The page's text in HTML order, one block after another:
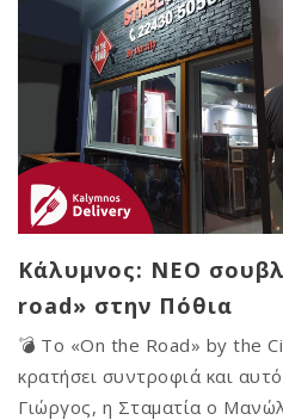
Κάλυμνος: ΝΕΟ
road» στην Πόθια
💣 Το «On the Road» by the
κρατήσει συντροφιά και
Γιώργος, η Σταματία ο